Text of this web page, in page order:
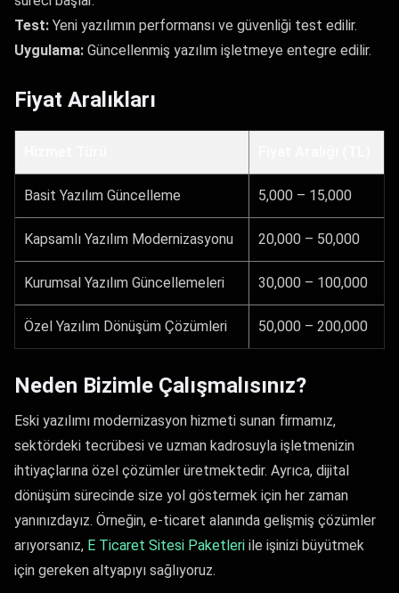
Test: Yeni yazılımın performansı ve güvenliği test edilir.
Uygulama: Güncellenmiş yazılım işletmeye entegre edilir.
Fiyat Aralıkları
Basit Yazılım Güncelleme 5,000 – 15,000
Kapsamlı Yazılım Modernizasyonu 20,000 – 50,000
Kurumsal Yazılım Güncellemeleri 30,000 – 100,000
Özel Yazılım Dönüşüm Çözümleri 50,000 – 200,000
Neden Bizimle Çalışmalısınız?
Eski yazılımı modernizasyon hizmeti sunan firmamız,
sektördeki tecrübesi ve uzman kadrosuyla işletmenizin
ihtiyaçlarına özel çözümler üretmektedir. Ayrıca, dijital
dönüşüm sürecinde size yol göstermek için her zaman
yanınızdayız. Örneğin, e-ticaret alanında gelişmiş çözümler
arıyorsanız, E Ticaret Sitesi Paketleri ile işinizi büyütmek
için gereken altyapıyı sağlıyoruz.